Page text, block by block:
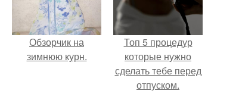
Обзорчик на
зимнюю курн.
Топ 5 процедур
которые нужно
сделать тебе перед
отпуском.